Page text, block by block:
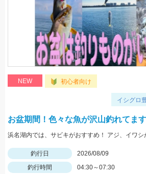
NEW 初心者向け
イシグロ
お盆期間！色々な魚が沢山釣れてます
釣行日
2026/08/09
釣行時間
04:30～07:30